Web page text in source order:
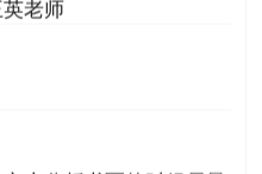
上分析书写的时候尽量